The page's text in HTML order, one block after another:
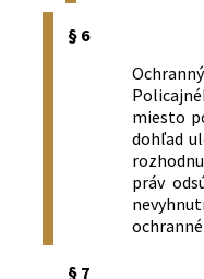
§ 6
miesto
dohľad
práv
§ 7